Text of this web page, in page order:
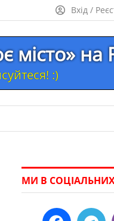
Вхід /
місто» на
:)
МИ В